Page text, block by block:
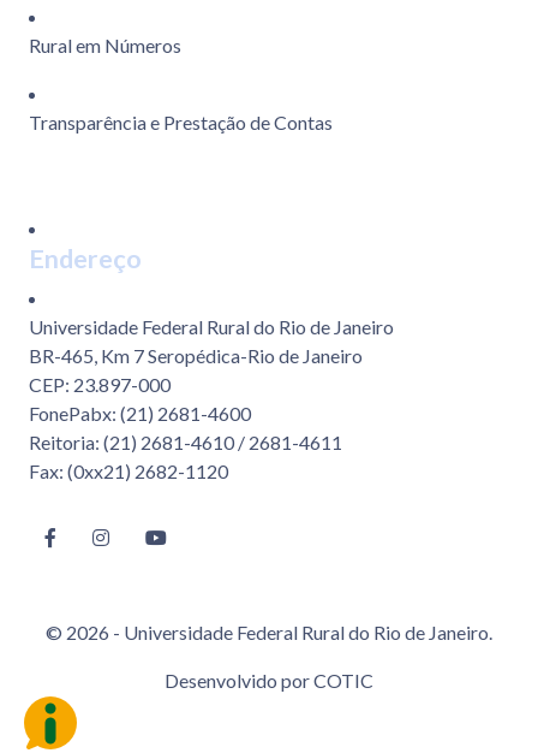
Rural em Números
Transparência e Prestação de Contas
Endereço
Universidade Federal Rural do Rio de Janeiro
BR-465, Km 7 Seropédica-Rio de Janeiro
CEP: 23.897-000
FonePabx: (21) 2681-4600
Reitoria: (21) 2681-4610 / 2681-4611
Fax: (0xx21) 2682-1120
© 2026 - Universidade Federal Rural do Rio de Janeiro.
Desenvolvido porCOTIC